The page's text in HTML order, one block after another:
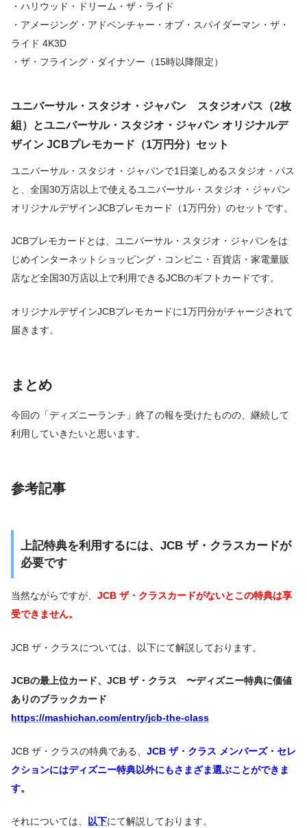
・ハリウッド・ドリーム・ザ・ライド
・アメージング・アドベンチャー・オブ・スパイダーマン・ザ・
ライド 4K3D
・ザ・フライング・ダイナソー（15時以降限定）
ユニバーサル・スタジオ・ジャパン スタジオパス（2枚
組）とユニバーサル・スタジオ・ジャパン オリジナルデ
ザイン JCBプレモカード（1万円分）セット
ユニバーサル・スタジオ・ジャパンで1日楽しめるスタジオ・パス
と、全国30万店以上で使えるユニバーサル・スタジオ・ジャパン
オリジナルデザインJCBプレモカード（1万円分）のセットです。
JCBプレモカードとは、ユニバーサル・スタジオ・ジャパンをは
じめインターネットショッピング・コンビニ・百貨店・家電量販
店など全国30万店以上で利用できるJCBのギフトカードです。
オリジナルデザインJCBプレモカードに1万円分がチャージされて
届きます。
まとめ
今回の「ディズニーランチ」終了の報を受けたものの、継続して
利用していきたいと思います。
参考記事
上記特典を利用するには、JCB ザ・クラスカードが
必要です
当然ながらですが、 JCB ザ・クラスカードがないとこの特典は享
受できません。
JCB ザ・クラスについては、以下にて解説しております。
JCBの最上位カード、JCB ザ・クラス 〜ディズニー特典に価値
ありのブラックカード
https://mashichan.com/entry/jcb-the-class
JCB ザ・クラスの特典である、 JCB ザ・クラス メンバーズ・セレ
クションにはディズニー特典以外にもさまざま選ぶことができま
す。
それについては、 以下にて解説しております。